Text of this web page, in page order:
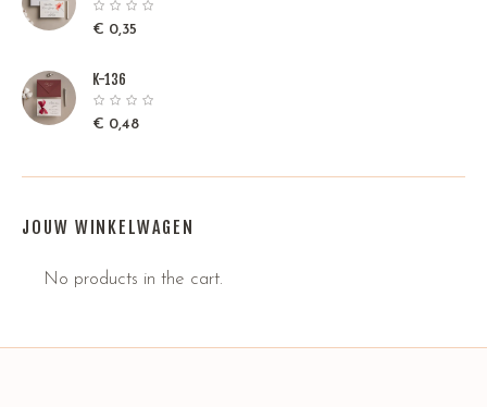
€ 0,35
K-136
€ 0,48
JOUW WINKELWAGEN
No products in the cart.